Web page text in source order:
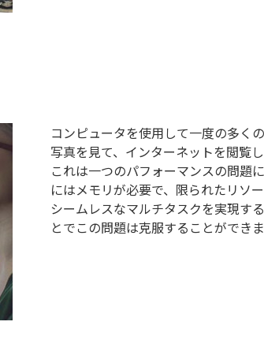
コンピュータを使用して一度の多く
写真を見て、インターネットを閲覧
これは一つのパフォーマンスの問題
にはメモリが必要で、限られたリソー
シームレスなマルチタスクを実現す
とでこの問題は克服することができま